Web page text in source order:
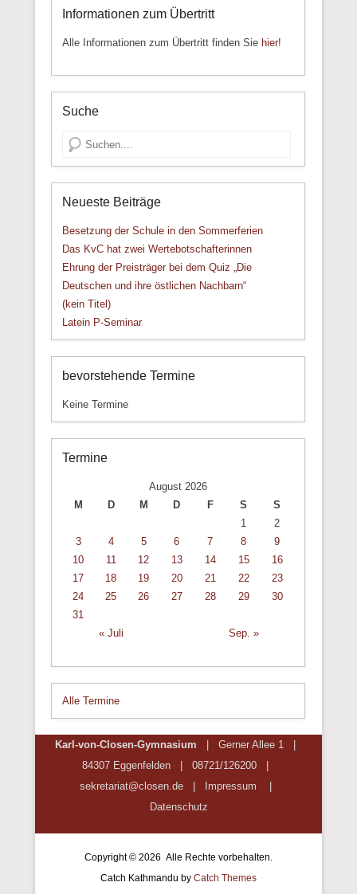
Informationen zum Übertritt
Alle Informationen zum Übertritt finden Sie hier!
Suche
Suche
Neueste Beiträge
Besetzung der Schule in den Sommerferien
Das KvC hat zwei Wertebotschafterinnen
Ehrung der Preisträger bei dem Quiz „Die
Deutschen und ihre östlichen Nachbarn“
(kein Titel)
Latein P-Seminar
bevorstehende Termine
Keine Termine
Termine
August 2026
M
D M D F S
S
1
2
3
4 5 6 7 8
9
10
11 12 13 14 15
16
17
18 19 20 21 22
23
24
25 26 27 28 29
30
31
« Juli
Sep. »
Alle Termine
Karl-von-Closen-Gymnasium
| Gerner Allee 1 |
84307 Eggenfelden | 08721/126200
sekretariat@closen.de |
Impressum
Datenschutz
Copyright © 2026 Alle Rechte vorbehalten.
Catch Kathmandu by Catch Themes